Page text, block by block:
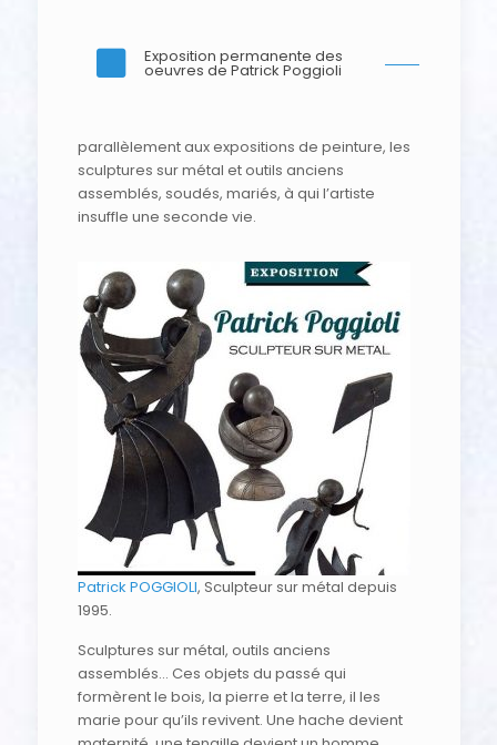
Exposition permanente des
oeuvres de Patrick Poggioli
parallèlement aux expositions de peinture, les
sculptures sur métal et outils anciens
assemblés, soudés, mariés, à qui l’artiste
insuffle une seconde vie.
Patrick POGGIOLI, Sculpteur sur métal depuis
1995.
Sculptures sur métal, outils anciens
assemblés… Ces objets du passé qui
formèrent le bois, la pierre et la terre, il les
marie pour qu’ils revivent. Une hache devient